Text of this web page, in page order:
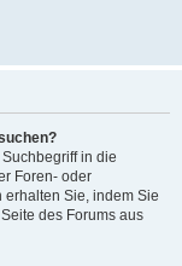
in die
Foren- oder
Sie, indem Sie
des Forums aus